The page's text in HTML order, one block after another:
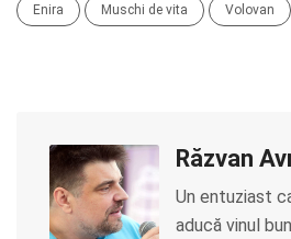
Enira Muschi de vita Volovan
Răzvan
Un entuziast
aducă vinul